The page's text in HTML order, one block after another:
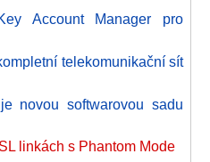
Account Manager pro
telekomunikační sít
novou softwarovou sadu
linkách s Phantom Mode